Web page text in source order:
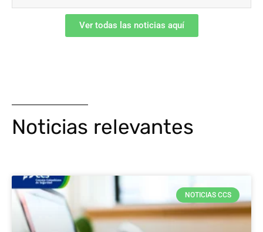
Ver todas las noticias aquí
Noticias relevantes
NOTICIAS CCS